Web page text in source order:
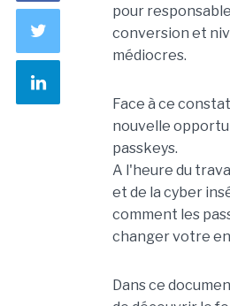
pour
conversion et
médiocres.
Face à ce
nouvelle
passkeys.
A l'heure du
et de la cyber
comment les
changer votre
Dans ce